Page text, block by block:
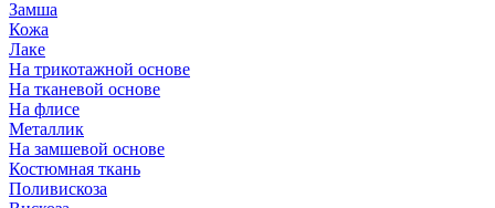
Замша
Кожа
Лаке
На трикотажной основе
На тканевой основе
На флисе
Металлик
На замшевой основе
Костюмная ткань
Поливискоза